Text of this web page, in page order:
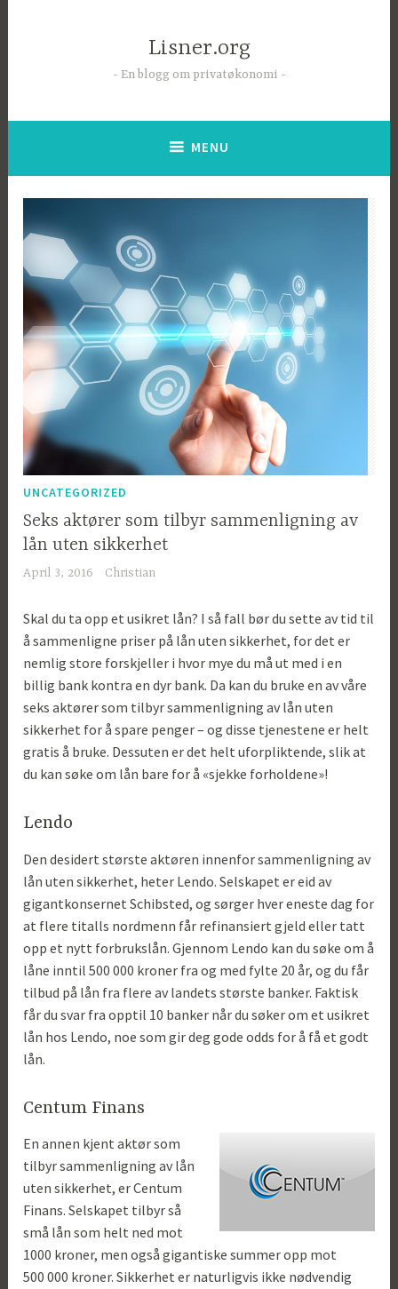
Lisner.org
En blogg om privatøkonomi
MENU
UNCATEGORIZED
Seks aktører som tilbyr sammenligning av
lån uten sikkerhet
April 3, 2016 Christian
Skal du ta opp et usikret lån? I så fall bør du sette av tid til
å sammenligne priser på lån uten sikkerhet, for det er
nemlig store forskjeller i hvor mye du må ut med i en
billig bank kontra en dyr bank. Da kan du bruke en av våre
seks aktører som tilbyr sammenligning av lån uten
sikkerhet for å spare penger – og disse tjenestene er helt
gratis å bruke. Dessuten er det helt uforpliktende, slik at
du kan søke om lån bare for å «sjekke forholdene»!
Lendo
Den desidert største aktøren innenfor sammenligning av
lån uten sikkerhet, heter Lendo. Selskapet er eid av
gigantkonsernet Schibsted, og sørger hver eneste dag for
at flere titalls nordmenn får refinansiert gjeld eller tatt
opp et nytt forbrukslån. Gjennom Lendo kan du søke om å
låne inntil 500 000 kroner fra og med fylte 20 år, og du får
tilbud på lån fra flere av landets største banker. Faktisk
får du svar fra opptil 10 banker når du søker om et usikret
lån hos Lendo, noe som gir deg gode odds for å få et godt
lån.
Centum Finans
En annen kjent aktør som
tilbyr sammenligning av lån
uten sikkerhet, er Centum
Finans. Selskapet tilbyr så
små lån som helt ned mot
1000 kroner, men også gigantiske summer opp mot
500 000 kroner. Sikkerhet er naturligvis ikke nødvendig